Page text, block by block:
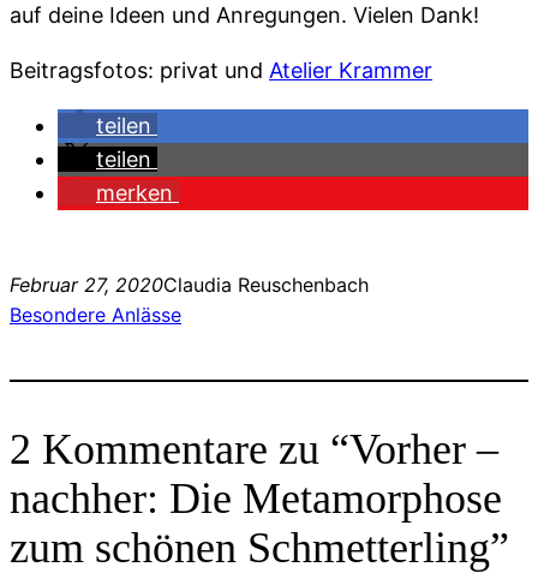
auf deine Ideen und Anregungen. Vielen Dank!
Beitragsfotos: privat und Atelier Krammer
teilen
teilen
merken
Februar 27, 2020Claudia Reuschenbach
Besondere Anlässe
2 Kommentare zu “Vorher –
nachher: Die Metamorphose
zum schönen Schmetterling”